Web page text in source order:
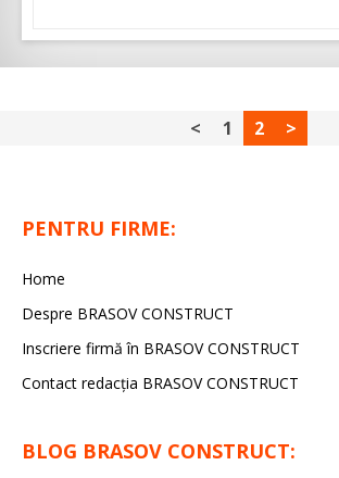
< 1 2 >
PENTRU FIRME:
Home
Despre BRASOV CONSTRUCT
Inscriere firmă în BRASOV CONSTRUCT
Contact redacţia BRASOV CONSTRUCT
BLOG BRASOV CONSTRUCT: